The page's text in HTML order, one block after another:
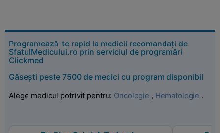
Programează-te rapid la medicii recomandați de
SfatulMedicului.ro prin serviciul de programări
Clickmed
Găsești peste 7500 de medici cu program disponibil
Alege medicul potrivit pentru: Oncologie , Hematologie .